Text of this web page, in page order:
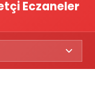
Eczaneler